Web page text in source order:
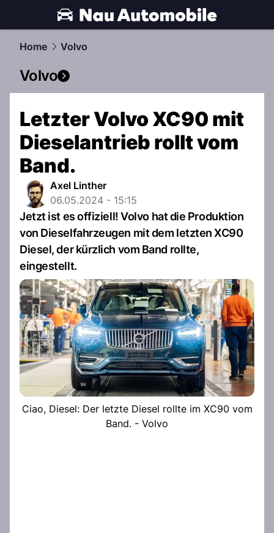
automobile.NAU.ch
Home Volvo
Volvo
Letzter Volvo XC90 mit
Dieselantrieb rollt vom
Band.
Axel Linther
06.05.2024 - 15:15
Jetzt ist es offiziell! Volvo hat die Produktion
von Dieselfahrzeugen mit dem letzten XC90
Diesel, der kürzlich vom Band rollte,
eingestellt.
Ciao, Diesel: Der letzte Diesel rollte im XC90 vom
Band. - Volvo